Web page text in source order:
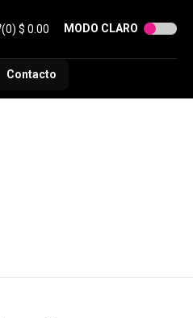
(0) $ 0.00 MODO CLARO
Contacto